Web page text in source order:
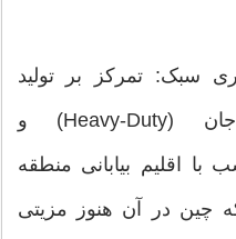
سبک: تمرکز بر تولید
وانت‌های دوکابین سخت‌جان (Heavy-Duty) و
با اقلیم بیابانی منطقه
چین در آن هنوز مزیتی